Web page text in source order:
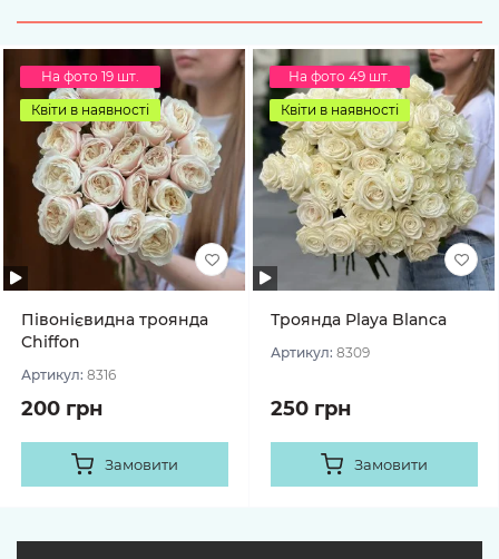
На фото 19 шт.
Квіти в наявності
Півонієвидна троянда
Chiffon
Артикул: 8316
200 грн
Замовити
На фото 49 шт.
Квіти в наявності
Троянда Playa Blanca
Артикул: 8309
250 грн
Замовити